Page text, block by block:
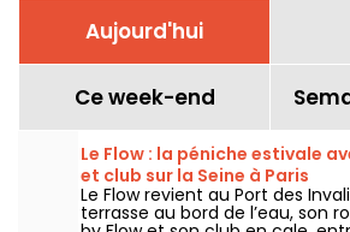
Aujourd'hui
Ce week-end
Le Flow : la péniche estivale
et club sur la Seine à Paris
Le Flow revient au Port des
terrasse au bord de l’eau, son